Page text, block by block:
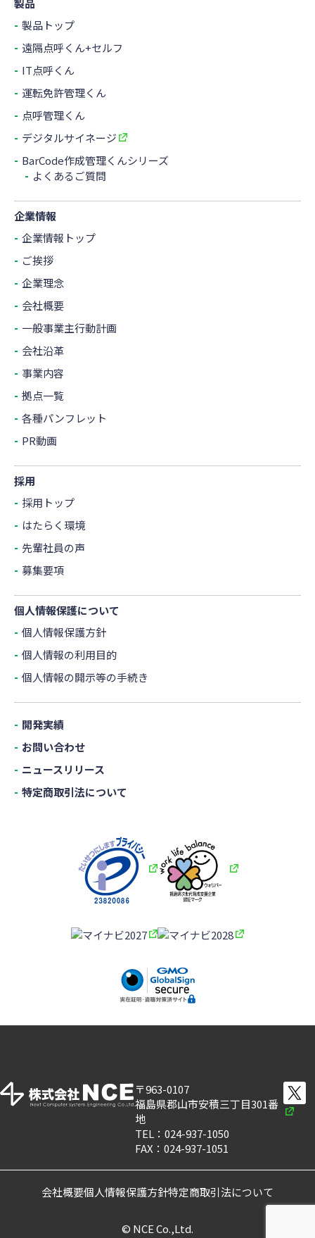
製品トップ
遠隔点呼くん+セルフ
IT点呼くん
運転免許管理くん
点呼管理くん
デジタルサイネージ
BarCode作成管理くんシリーズ
よくあるご質問
企業情報
企業情報トップ
ご挨拶
企業理念
会社概要
一般事業主行動計画
会社沿革
事業内容
拠点一覧
各種パンフレット
PR動画
採用
採用トップ
はたらく環境
先輩社員の声
募集要項
個人情報保護について
個人情報保護方針
個人情報の利用目的
個人情報の開示等の手続き
開発実績
お問い合わせ
ニュースリリース
特定商取引法について
〒963-0107
福島県郡山市安積三丁目301番
地
TEL：024-937-1050
FAX：024-937-1051
会社概要個人情報保護方針特定商取引法について
© NCE Co.,Ltd.